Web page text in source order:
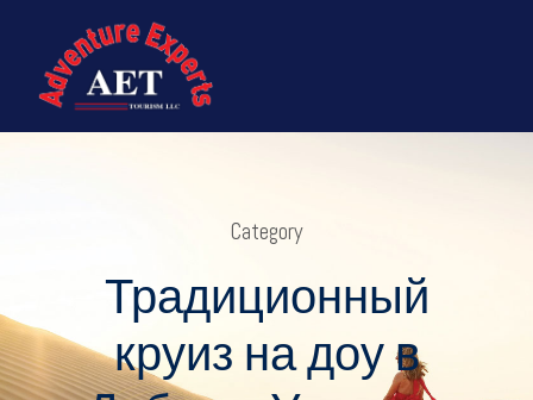
Category
Традиционный
круиз на доу в